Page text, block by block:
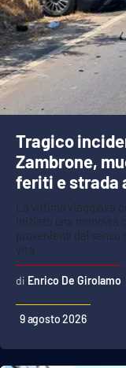
Cronaca
Cultura
Economia e
Sanità
Società
Sport
RUBRICHE
Tragico
Zambrone,
feriti e strada
La vittima viaggiava
iniziato una manovra
provenienti dal senso
vita
Enrico De Girolamo
9 agosto 2026